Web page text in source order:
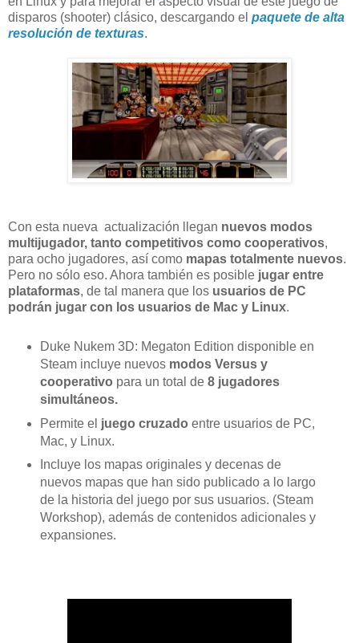
disparos (shooter) clásico, descargando el paquete de alta
resolución de texturas.
Con esta nueva actualización llegan nuevos modos
multijugador, tanto competitivos como cooperativos,
para ocho jugadores, así como mapas totalmente nuevos.
Pero no sólo eso. Ahora también es posible jugar entre
plataformas, de tal manera que los usuarios de PC
podrán jugar con los usuarios de Mac y Linux.
Duke Nukem 3D: Megaton Edition disponible en
Steam incluye nuevosmodos Versus y
cooperativo para un total de 8 jugadores
simultáneos.
Permite el juego cruzado entre usuarios de PC,
Mac, y Linux.
Incluye los mapas originales y decenas de
nuevos mapas que han sido publicado a lo largo
de la historia del juego por sus usuarios. (Steam
Workshop), además de contenidos adicionales y
expansiones.